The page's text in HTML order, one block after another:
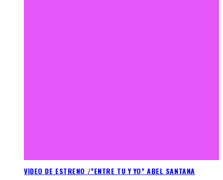
VIDEO DE ESTRENO /”ENTRE TU Y YO” ABEL SANTANA